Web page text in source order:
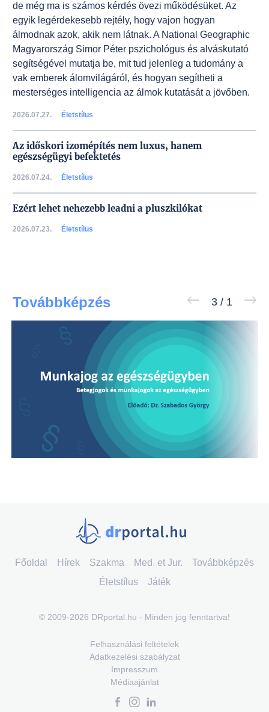
de még ma is számos kérdés övezi működésüket. Az
egyik legérdekesebb rejtély, hogy vajon hogyan
álmodnak azok, akik nem látnak. A National Geographic
Magyarország Simor Péter pszichológus és alváskutató
segítségével mutatja be, mit tud jelenleg a tudomány a
vak emberek álomvilágáról, és hogyan segítheti a
mesterséges intelligencia az álmok kutatását a jövőben.
2026.07.27. Életstílus
Az időskori izomépítés nem luxus, hanem
egészségügyi befektetés
2026.07.24. Életstílus
Ezért lehet nehezebb leadni a pluszkilókat
2026.07.23. Életstílus
Továbbképzés 3 / 1
Főoldal Hírek Szakma Med. et Jur.
Továbbképzés
Életstílus
Játék
© 2009-2026 DRportal.hu - Minden jog fenntartva!
Felhasználási feltételek
Adatkezelési szabályzat
Impresszum
Médiaajánlat